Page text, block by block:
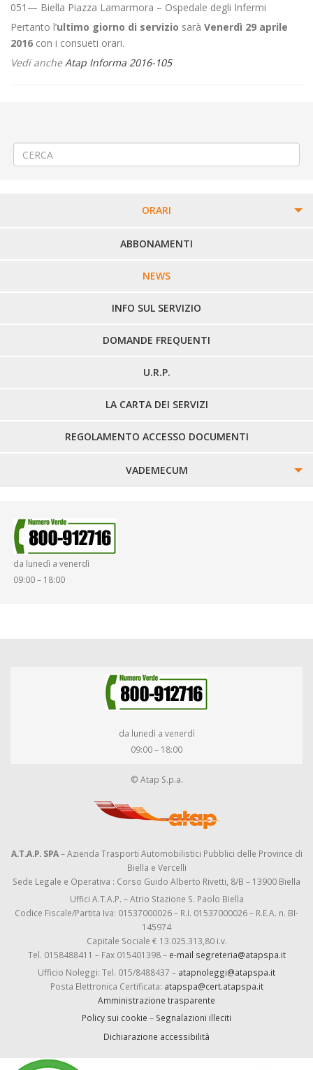
051— Biella Piazza Lamarmora – Ospedale degli Infermi
Pertanto l’ultimo giorno di servizio sarà Venerdì 29 aprile
2016 con i consueti orari.
Vedi ancheAtap Informa 2016-105
ORARI
PERCORSI URBANI IN BIELLA
LINEE URBANE VERCELLI
LINEE EXTRAURBANE
ABBONAMENTI
NEWS
INFO SUL SERVIZIO
DOMANDE FREQUENTI
U.R.P.
LA CARTA DEI SERVIZI
REGOLAMENTO ACCESSO DOCUMENTI
VADEMECUM
SMARRIMENTO OGGETTI
da lunedì a venerdì
09:00 – 18:00
da lunedì a venerdì
09:00 – 18:00
© Atap S.p.a.
A.T.A.P. SPA– Azienda Trasporti Automobilistici Pubblici delle Province di
Biella e Vercelli
Sede Legale e Operativa : Corso Guido Alberto Rivetti, 8/B – 13900 Biella
Uffici A.T.A.P. – Atrio Stazione S. Paolo Biella
Codice Fiscale/Partita Iva: 01537000026 – R.I. 01537000026 – R.E.A. n. BI-
145974
Capitale Sociale € 13.025.313,80 i.v.
Tel. 0158488411 – Fax 015401398 – e-mail segreteria@atapspa.it
Ufficio Noleggi: Tel. 015/8488437 – atapnoleggi@atapspa.it
Posta Elettronica Certificata: atapspa@cert.atapspa.it
Amministrazione trasparente
Policy sui cookie – Segnalazioni illeciti
Dichiarazione accessibilità